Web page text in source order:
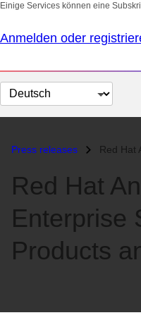
Einige Services können eine
Anmelden oder
Sprache
auswählen
Press releases Red Hat
Red Hat
Enterprise
Products